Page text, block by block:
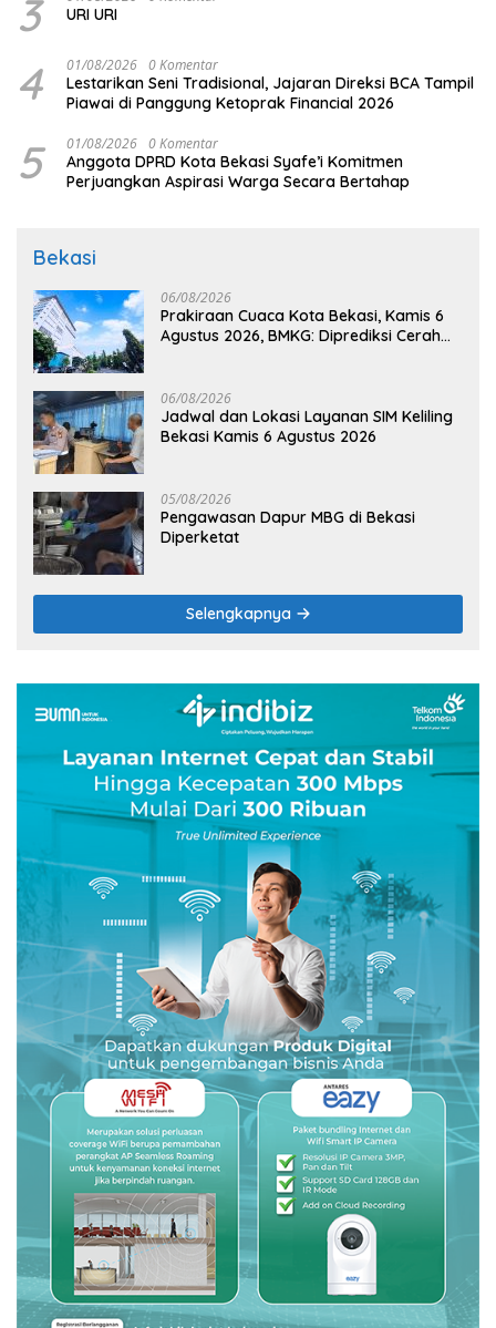
3 URI URI
4 01/08/2026 0 Komentar
Lestarikan Seni Tradisional, Jajaran Direksi BCA Tampil
Piawai di Panggung Ketoprak Financial 2026
5 01/08/2026 0 Komentar
Anggota DPRD Kota Bekasi Syafe’i Komitmen
Perjuangkan Aspirasi Warga Secara Bertahap
Bekasi
06/08/2026
Prakiraan Cuaca Kota Bekasi, Kamis 6
Agustus 2026, BMKG: Diprediksi Cerah
06/08/2026
Jadwal dan Lokasi Layanan SIM Keliling
Bekasi Kamis 6 Agustus 2026
05/08/2026
Pengawasan Dapur MBG di Bekasi
Diperketat
Selengkapnya